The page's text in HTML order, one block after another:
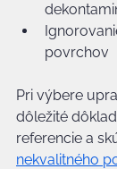
povrchov
Pri výbere
dôležité
referencie a
nekvalitného